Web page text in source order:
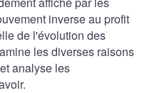
inverse au profit
de l'évolution des
les diverses raisons
analyse les